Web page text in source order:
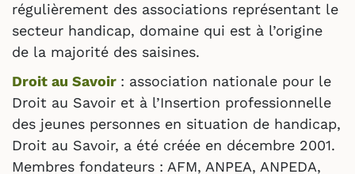
régulièrement des associations représentant le
secteur handicap, domaine qui est à l’origine
de la majorité des saisines.
Droit au Savoir : association nationale pour le
Droit au Savoir et à l’Insertion professionnelle
des jeunes personnes en situation de handicap,
Droit au Savoir, a été créée en décembre 2001.
Membres fondateurs : AFM, ANPEA, ANPEDA,